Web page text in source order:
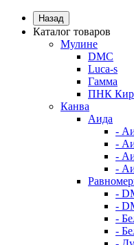
Назад
Каталог товаров
Мулине
DMC
Luca-s
Гамма
ПНК
Канва
Аида
-
-
-
-
-
-
-
-